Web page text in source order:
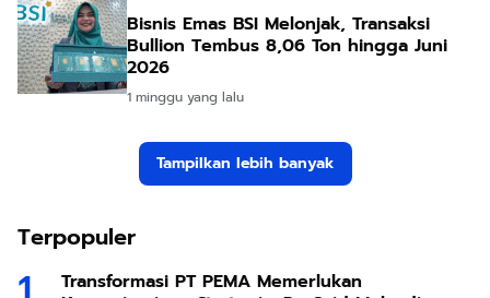
Bisnis Emas BSI Melonjak, Transaksi
Bullion Tembus 8,06 Ton hingga Juni
2026
1 minggu yang lalu
Tampilkan lebih banyak
Terpopuler
Transformasi PT PEMA Memerlukan